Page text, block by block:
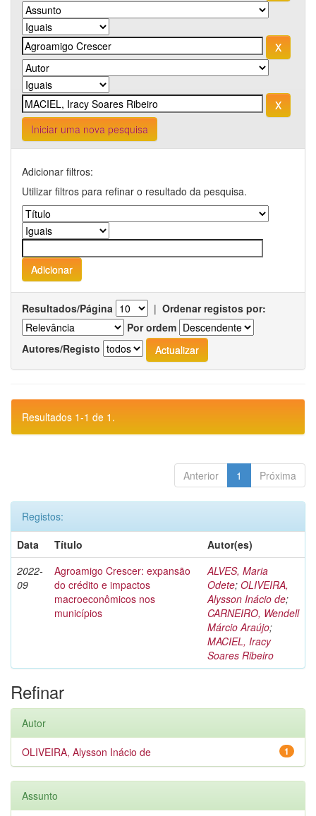
Iniciar uma nova pesquisa
Adicionar filtros:
Utilizar filtros para refinar o resultado da pesquisa.
Resultados/Página | Ordenar registos por:
Por ordem
Autores/Registo
Resultados 1-1 de 1.
Anterior 1 Próxima
Registos:
Data
Título
Autor(es)
2022-
09
Agroamigo Crescer: expansão
do crédito e impactos
macroeconômicos nos
municípios
ALVES, Maria
Odete; OLIVEIRA,
Alysson Inácio de;
CARNEIRO, Wendell
Márcio Araújo;
MACIEL, Iracy
Soares Ribeiro
Refinar
Autor
1
OLIVEIRA, Alysson Inácio de
Assunto